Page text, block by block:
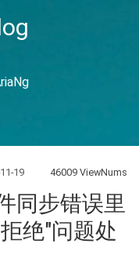
19 46009 ViewNums
同步错误里
绝"问题处